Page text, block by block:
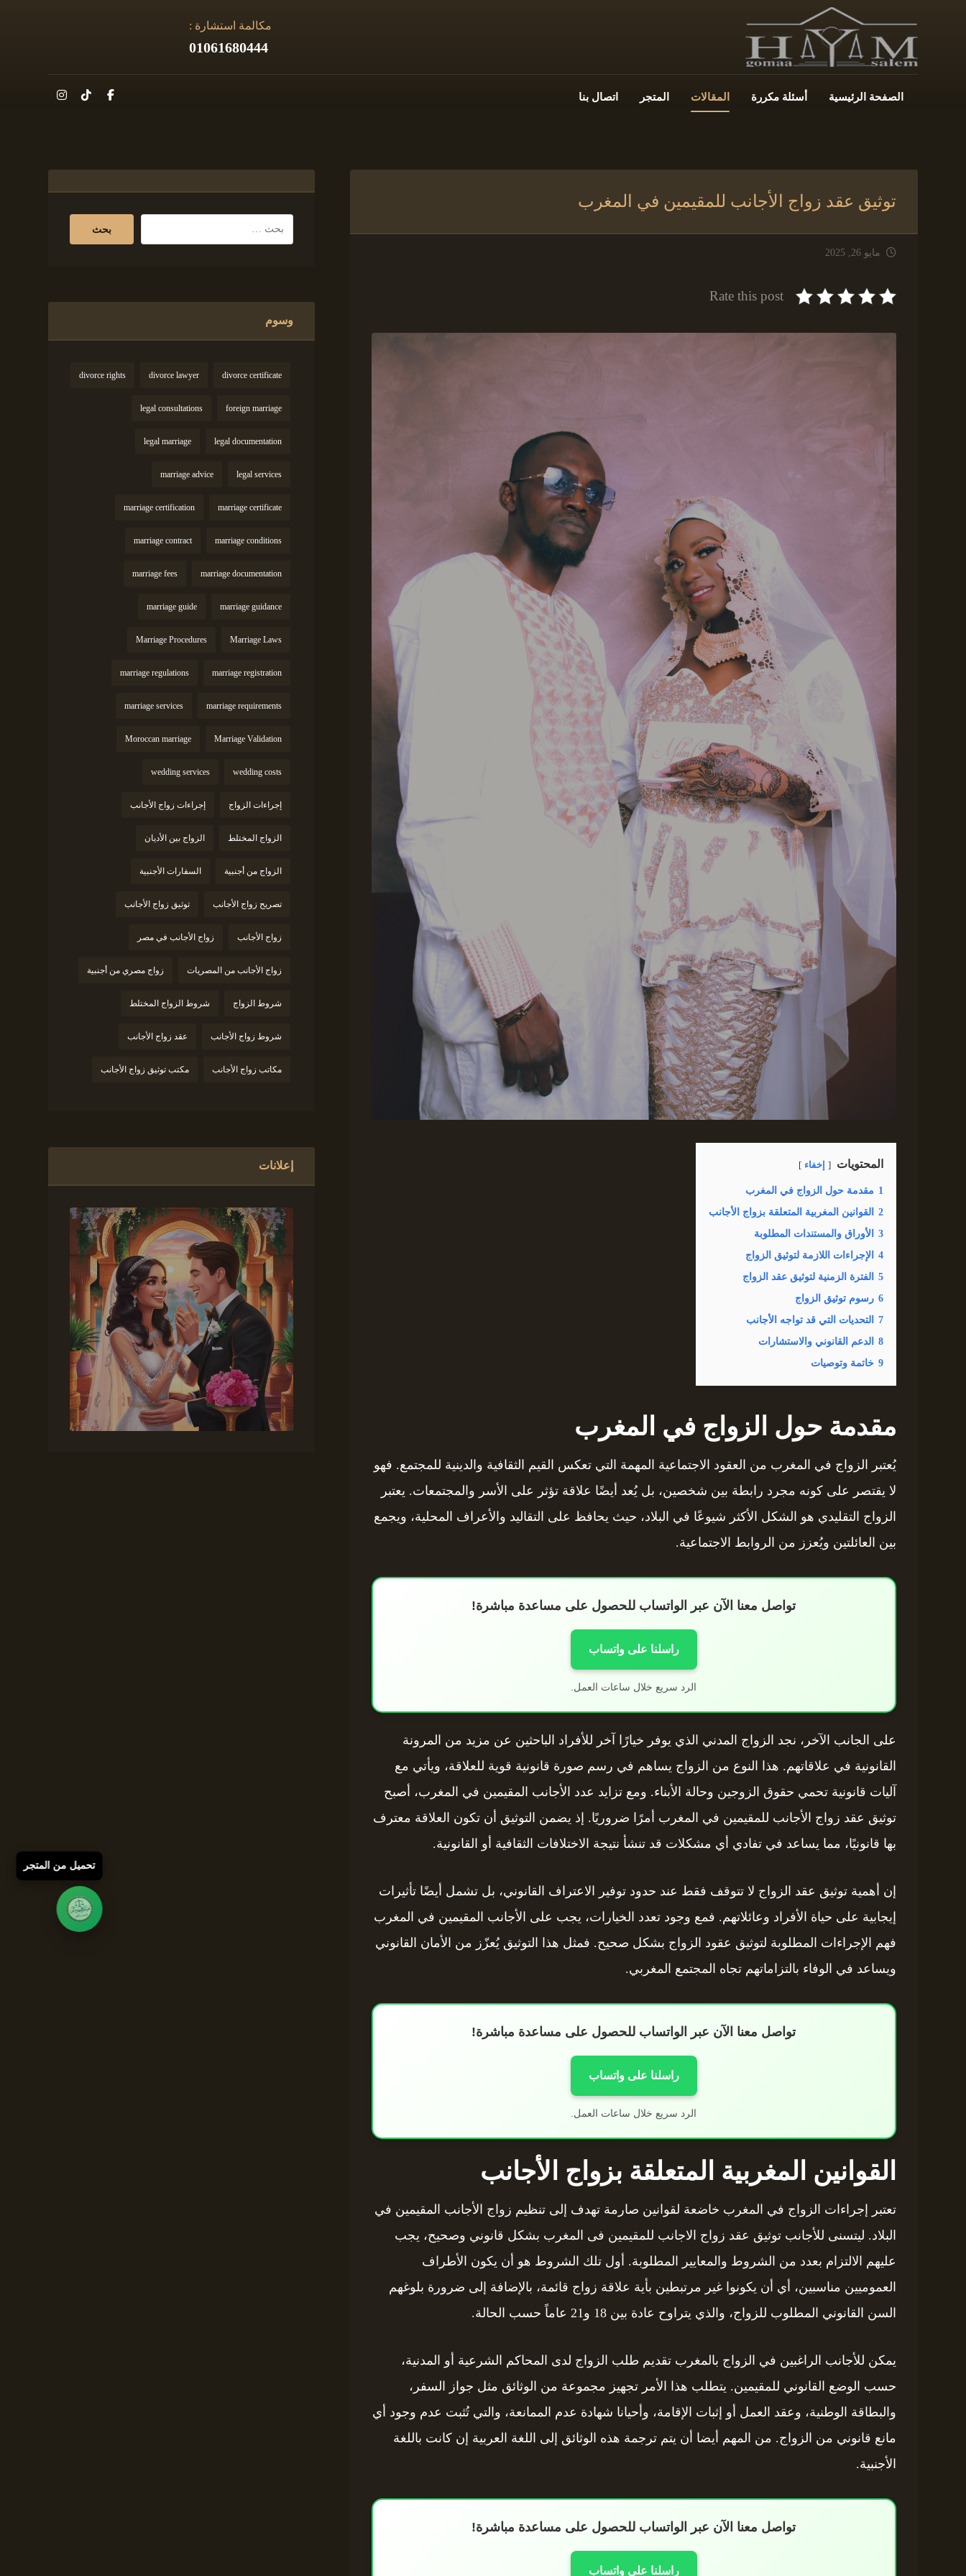
مكالمة استشارة :
01061680444
الصفحة الرئيسية أسئلة مكررة المقالات المتجر اتصال بنا
توثيق عقد زواج الأجانب للمقيمين في المغرب
مايو 26, 2025
Rate this post
المحتويات إخفاء
1 مقدمة حول الزواج في المغرب
2
القوانين المغربية المتعلقة بزواج الأجانب
3
الأوراق والمستندات المطلوبة
4
الإجراءات اللازمة لتوثيق الزواج
5
الفترة الزمنية لتوثيق عقد الزواج
6 رسوم توثيق الزواج
7
التحديات التي قد تواجه الأجانب
8
الدعم القانوني والاستشارات
9 خاتمة وتوصيات
مقدمة حول الزواج في المغرب
يُعتبر الزواج في المغرب من العقود الاجتماعية المهمة التي تعكس القيم الثقافية والدينية للمجتمع. فهو
لا يقتصر على كونه مجرد رابطة بين شخصين، بل يُعد أيضًا علاقة تؤثر على الأسر والمجتمعات. يعتبر
الزواج التقليدي هو الشكل الأكثر شيوعًا في البلاد، حيث يحافظ على التقاليد والأعراف المحلية، ويجمع
بين العائلتين ويُعزز من الروابط الاجتماعية.
تواصل معنا الآن عبر الواتساب للحصول على مساعدة مباشرة!
راسلنا على واتساب
الرد سريع خلال ساعات العمل.
على الجانب الآخر، نجد الزواج المدني الذي يوفر خيارًا آخر للأفراد الباحثين عن مزيد من المرونة
القانونية في علاقاتهم. هذا النوع من الزواج يساهم في رسم صورة قانونية قوية للعلاقة، ويأتي مع
آليات قانونية تحمي حقوق الزوجين وحالة الأبناء. ومع تزايد عدد الأجانب المقيمين في المغرب، أصبح
توثيق عقد زواج الأجانب للمقيمين في المغرب أمرًا ضروريًا. إذ يضمن التوثيق أن تكون العلاقة معترف
بها قانونيًا، مما يساعد في تفادي أي مشكلات قد تنشأ نتيجة الاختلافات الثقافية أو القانونية.
إن أهمية توثيق عقد الزواج لا تتوقف فقط عند حدود توفير الاعتراف القانوني، بل تشمل أيضًا تأثيرات
إيجابية على حياة الأفراد وعائلاتهم. فمع وجود تعدد الخيارات، يجب على الأجانب المقيمين في المغرب
فهم الإجراءات المطلوبة لتوثيق عقود الزواج بشكل صحيح. فمثل هذا التوثيق يُعزّز من الأمان القانوني
ويساعد في الوفاء بالتزاماتهم تجاه المجتمع المغربي.
تواصل معنا الآن عبر الواتساب للحصول على مساعدة مباشرة!
راسلنا على واتساب
الرد سريع خلال ساعات العمل.
القوانين المغربية المتعلقة بزواج الأجانب
تعتبر إجراءات الزواج في المغرب خاضعة لقوانين صارمة تهدف إلى تنظيم زواج الأجانب المقيمين في
البلاد. ليتسنى للأجانب توثيق عقد زواج الاجانب للمقيمين فى المغرب بشكل قانوني وصحيح، يجب
عليهم الالتزام بعدد من الشروط والمعايير المطلوبة. أول تلك الشروط هو أن يكون الأطراف
العموميين مناسبين، أي أن يكونوا غير مرتبطين بأية علاقة زواج قائمة، بالإضافة إلى ضرورة بلوغهم
السن القانوني المطلوب للزواج، والذي يتراوح عادة بين 18 و21 عاماً حسب الحالة.
يمكن للأجانب الراغبين في الزواج بالمغرب تقديم طلب الزواج لدى المحاكم الشرعية أو المدنية،
حسب الوضع القانوني للمقيمين. يتطلب هذا الأمر تجهيز مجموعة من الوثائق مثل جواز السفر،
والبطاقة الوطنية، وعقد العمل أو إثبات الإقامة، وأحيانا شهادة عدم الممانعة، والتي تُثبت عدم وجود أي
مانع قانوني من الزواج. من المهم أيضا أن يتم ترجمة هذه الوثائق إلى اللغة العربية إن كانت باللغة
الأجنبية.
تواصل معنا الآن عبر الواتساب للحصول على مساعدة مباشرة!
راسلنا على واتساب
وسوم
divorce certificate
divorce lawyer
divorce rights
foreign marriage
legal consultations
legal documentation
legal marriage
legal services
marriage advice
marriage certificate
marriage certification
marriage conditions
marriage contract
marriage documentation
marriage fees
marriage guidance
marriage guide
Marriage Laws
Marriage Procedures
marriage registration
marriage regulations
marriage requirements
marriage services
Marriage Validation
Moroccan marriage
wedding costs
wedding services
إجراءات الزواج إجراءات زواج الأجانب
الزواج المختلط الزواج بين الأديان
الزواج من أجنبية السفارات الأجنبية
تصريح زواج الأجانب توثيق زواج الأجانب
زواج الأجانب زواج الأجانب في مصر
زواج الأجانب من المصريات زواج مصري من أجنبية
شروط الزواج شروط الزواج المختلط
شروط زواج الأجانب عقد زواج الأجانب
مكاتب زواج الأجانب مكتب توثيق زواج الأجانب
إعلانات
تحميل من المتجر